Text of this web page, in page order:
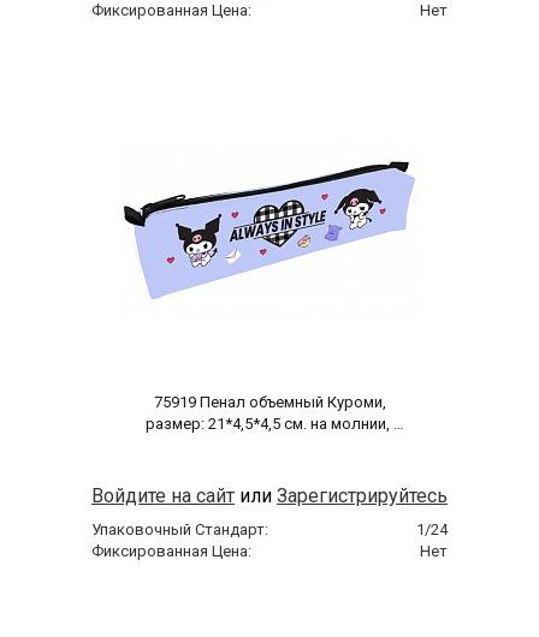
Фиксированная Цена:
Нет
75919 Пенал объемный Куроми,
размер: 21*4,5*4,5 см. на молнии,
Войдите на сайт или Зарегистрируйтесь
Упаковочный Стандарт:
1/24
Фиксированная Цена:
Нет